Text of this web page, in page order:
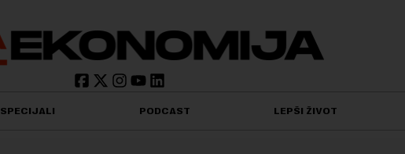
SPECIJALI PODCAST LEPŠI ŽIVOT